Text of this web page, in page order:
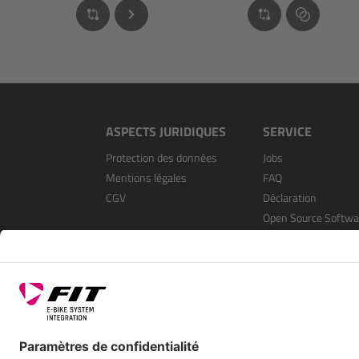
ASPECTS JURIDIQUES
Protection des données
Mentions légales
CGV
SERVICE
Jobs
FAQ
Déclaration
Open Source